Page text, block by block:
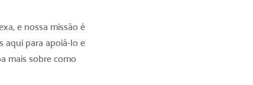
e nossa missão é
aqui para apoiá-lo e
mais sobre como